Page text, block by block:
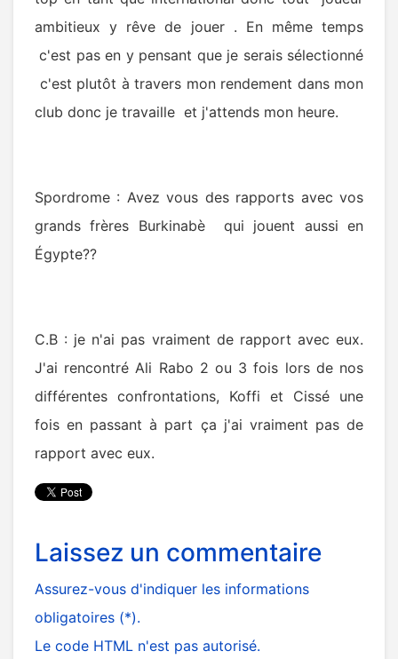
ambitieux y rêve de jouer . En même temps
c'est pas en y pensant que je serais sélectionné
c'est plutôt à travers mon rendement dans mon
club donc je travaille et j'attends mon heure.
Spordrome : Avez vous des rapports avec vos
grands frères Burkinabè qui jouent aussi en
Égypte??
C.B : je n'ai pas vraiment de rapport avec eux.
J'ai rencontré Ali Rabo 2 ou 3 fois lors de nos
différentes confrontations, Koffi et Cissé une
fois en passant à part ça j'ai vraiment pas de
rapport avec eux.
Laissez un commentaire
Assurez-vous d'indiquer les informations
obligatoires (*).
Le code HTML n'est pas autorisé.